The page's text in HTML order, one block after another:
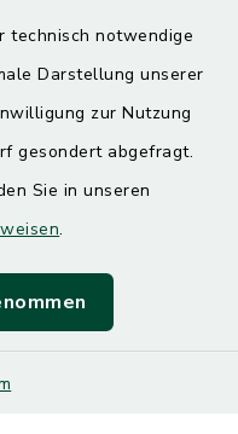
technisch notwendige
Darstellung unserer
zur Nutzung
gesondert abgefragt.
Sie in unseren
.